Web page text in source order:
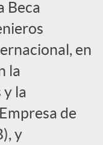
Beca
en
la
la
de
y